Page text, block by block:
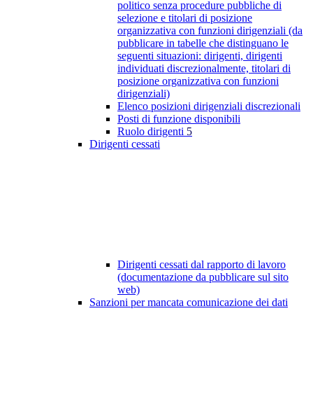
politico senza procedure pubbliche di
selezione e titolari di posizione
organizzativa con funzioni dirigenziali (da
pubblicare in tabelle che distinguano le
seguenti situazioni: dirigenti, dirigenti
individuati discrezionalmente, titolari di
posizione organizzativa con funzioni
dirigenziali)
Elenco posizioni dirigenziali discrezionali
Posti di funzione disponibili
Ruolo dirigenti 5
Dirigenti cessati
Dirigenti cessati dal rapporto di lavoro
(documentazione da pubblicare sul sito
web)
Sanzioni per mancata comunicazione dei dati